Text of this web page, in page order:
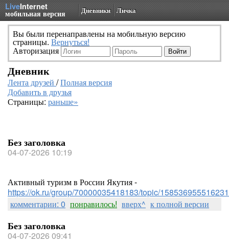
LiveInternet
мобильная версия Дневники Личка
Вы были перенаправлены на мобильную версию
страницы. Вернуться!
Авторизация
Дневник
Лента друзей /Полная версия
Добавить в друзья
Страницы: раньше»
Без заголовка
04-07-2026 10:19
Активный туризм в России Якутия -
https://ok.ru/group/70000035418183/topic/158536955516231
комментарии: 0 понравилось! вверх^ к полной версии
Без заголовка
04-07-2026 09:41